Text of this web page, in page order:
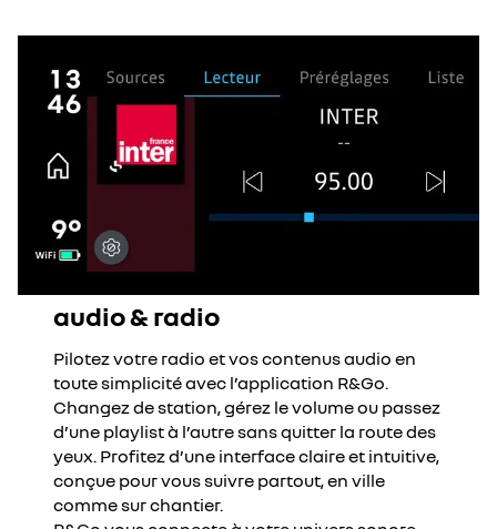
audio & radio
Pilotez votre radio et vos contenus audio en
toute simplicité avec l’application R&Go.
Changez de station, gérez le volume ou passez
d’une playlist à l’autre sans quitter la route des
yeux. Profitez d’une interface claire et intuitive,
conçue pour vous suivre partout, en ville
comme sur chantier.